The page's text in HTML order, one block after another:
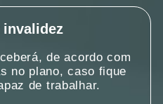
invalidez
de acordo com
no plano, caso fique
de trabalhar.